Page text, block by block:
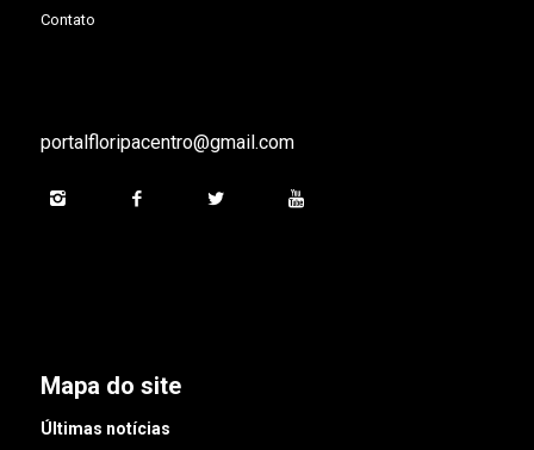
Contato
portalfloripacentro@gmail.com
Mapa do site
Últimas notícias